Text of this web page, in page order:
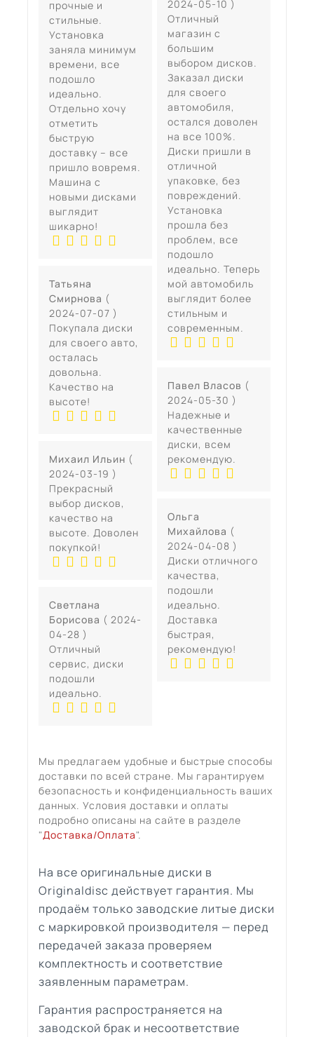
прочные и
стильные.
Установка
заняла минимум
времени, все
подошло
идеально.
Отдельно хочу
отметить
быструю
доставку – все
пришло вовремя.
Машина с
новыми дисками
выглядит
шикарно!
Татьяна
Смирнова (
2024-07-07 )
Покупала диски
для своего авто,
осталась
довольна.
Качество на
высоте!
Михаил Ильин (
2024-03-19 )
Прекрасный
выбор дисков,
качество на
высоте. Доволен
покупкой!
Светлана
Борисова ( 2024-
04-28 )
Отличный
сервис, диски
подошли
идеально.
2024-05-10 )
Отличный
магазин с
большим
выбором дисков.
Заказал диски
для своего
автомобиля,
остался доволен
на все 100%.
Диски пришли в
отличной
упаковке, без
повреждений.
Установка
прошла без
проблем, все
подошло
идеально. Теперь
мой автомобиль
выглядит более
стильным и
современным.
Павел Власов (
2024-05-30 )
Надежные и
качественные
диски, всем
рекомендую.
Ольга
Михайлова (
2024-04-08 )
Диски отличного
качества,
подошли
идеально.
Доставка
быстрая,
рекомендую!
Мы предлагаем удобные и быстрые способы
доставки по всей стране. Мы гарантируем
безопасность и конфиденциальность ваших
данных. Условия доставки и оплаты
подробно описаны на сайте в разделе
"Доставка/Оплата".
На все оригинальные диски в
Originaldisc действует гарантия. Мы
продаём только заводские литые диски
с маркировкой производителя — перед
передачей заказа проверяем
комплектность и соответствие
заявленным параметрам.
Гарантия распространяется на
заводской брак и несоответствие